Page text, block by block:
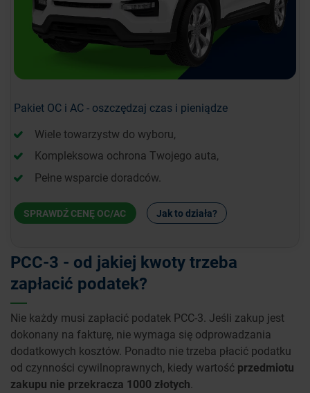
Pakiet OC i AC - oszczędzaj czas i pieniądze
Wiele towarzystw do wyboru,
Kompleksowa ochrona Twojego auta,
Pełne wsparcie doradców.
SPRAWDŹ CENĘ OC/AC Jak to działa?
PCC-3 - od jakiej kwoty trzeba
zapłacić podatek?
Nie każdy musi zapłacić podatek PCC-3. Jeśli zakup jest
dokonany na fakturę, nie wymaga się odprowadzania
dodatkowych kosztów. Ponadto nie trzeba płacić podatku
od czynności cywilnoprawnych, kiedy wartość przedmiotu
zakupu nie przekracza 1000 złotych.